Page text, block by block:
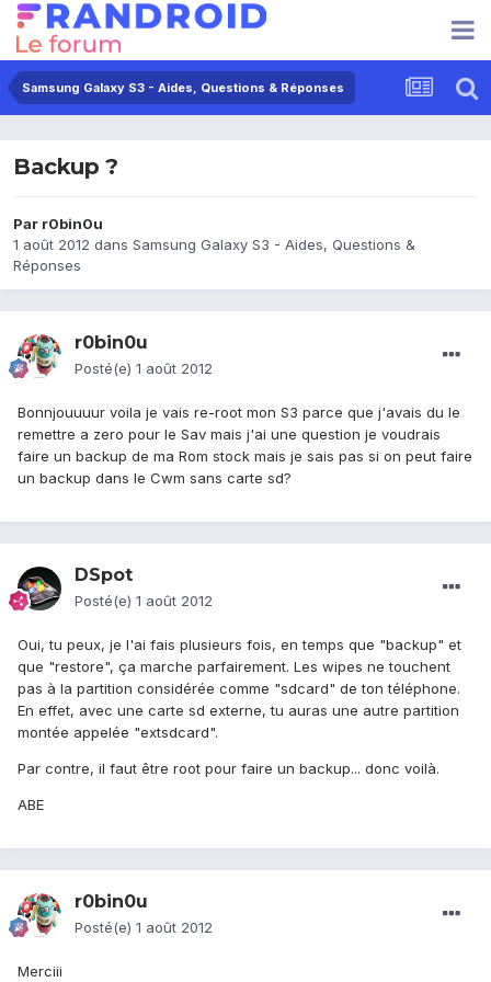
Samsung Galaxy S3 - Aides, Questions & Réponses
Backup ?
Par r0bin0u
1 août 2012 dans Samsung Galaxy S3 - Aides, Questions &
Réponses
r0bin0u
Posté(e) 1 août 2012
Bonnjouuuur voila je vais re-root mon S3 parce que j'avais du le
remettre a zero pour le Sav mais j'ai une question je voudrais
faire un backup de ma Rom stock mais je sais pas si on peut faire
un backup dans le Cwm sans carte sd?
DSpot
Posté(e) 1 août 2012
Oui, tu peux, je l'ai fais plusieurs fois, en temps que "backup" et
que "restore", ça marche parfairement. Les wipes ne touchent
pas à la partition considérée comme "sdcard" de ton téléphone.
En effet, avec une carte sd externe, tu auras une autre partition
montée appelée "extsdcard".
Par contre, il faut être root pour faire un backup... donc voilà.
ABE
r0bin0u
Posté(e) 1 août 2012
Merciii